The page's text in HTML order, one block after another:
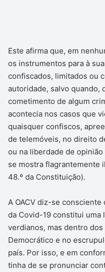
Este afirma que, em
os instrumentos para à
confiscados, limitados ou
autoridade, salvo quando,
cometimento de algum
acontecia nos casos que
quaisquer confiscos,
de telemóveis, no direito
ou na liberdade de
se mostra flagrantemente
48.º da Constituição).
A OACV diz-se consciente
da Covid-19 constitui uma
verdianos, mas dentro
Democrático e no
país. Por isso, e em
tinha de se pronunciar